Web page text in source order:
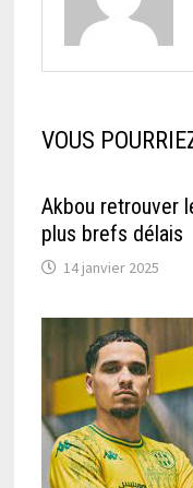
VOUS
Akbou retrouver
plus brefs délais
14 janvier 2025